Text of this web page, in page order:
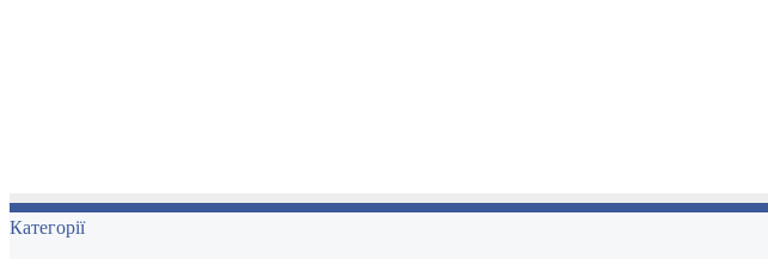
Категорії